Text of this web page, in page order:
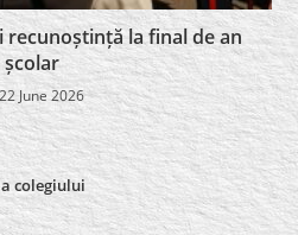
recunoștință la final de an
școlar
22 June 2026
colegiului